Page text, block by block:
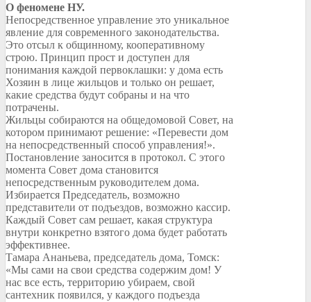
О феномене НУ.
Непосредственное управление это уникальное
явление для современного законодательства.
Это отсыл к общинному, кооперативному
строю. Принцип прост и доступен для
понимания каждой первоклашки: у дома есть
Хозяин в лице жильцов и только он решает,
какие средства будут собраны и на что
потрачены.
Жильцы собираются на общедомовой Совет, на
котором принимают решение: «Перевести дом
на непосредственный способ управления!».
Постановление заносится в протокол. С этого
момента Совет дома становится
непосредственным руководителем дома.
Избирается Председатель, возможно
представители от подъездов, возможно кассир.
Каждый Совет сам решает, какая структура
внутри конкретно взятого дома будет работать
эффективнее.
Тамара Ананьева, председатель дома, Томск:
«Мы сами на свои средства содержим дом! У
нас все есть, территорию убираем, свой
сантехник появился, у каждого подъезда